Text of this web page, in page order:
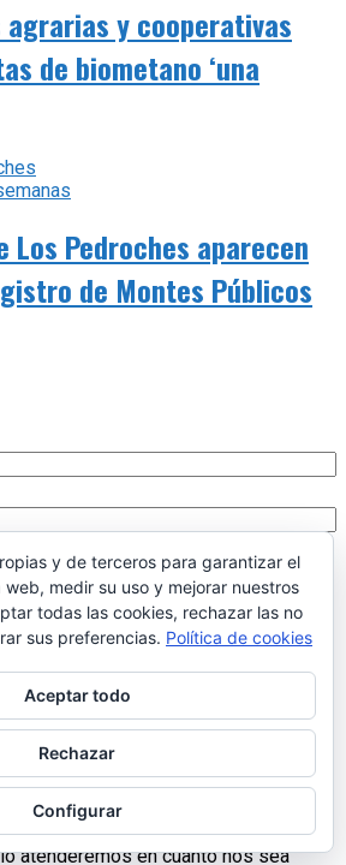
agrarias y cooperativas
de biometano ‘una
Los Pedroches aparecen
de Montes Públicos
contacto con nosotros?
rápido posible. También nos puedes
atenderemos en cuanto nos sea
y de terceros para garantizar el
medir su uso y mejorar nuestros
todas las cookies, rechazar las no
sus preferencias. Política de cookies
Aceptar todo
Rechazar
Configurar